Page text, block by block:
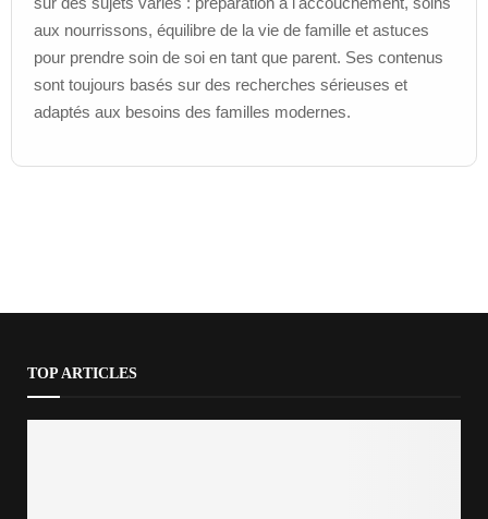
aux nourrissons, équilibre de la vie de famille et astuces
pour prendre soin de soi en tant que parent. Ses contenus
sont toujours basés sur des recherches sérieuses et
adaptés aux besoins des familles modernes.
TOP ARTICLES